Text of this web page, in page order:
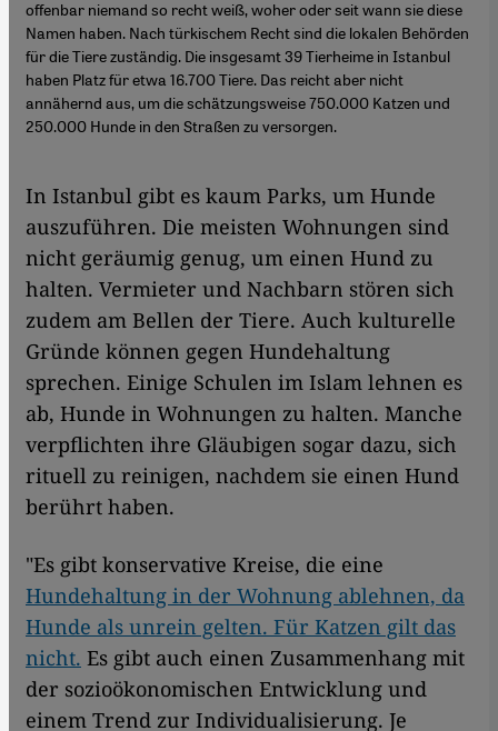
offenbar niemand so recht weiß, woher oder seit wann sie diese
Namen haben. Nach türkischem Recht sind die lokalen Behörden
für die Tiere zuständig. Die insgesamt 39 Tierheime in Istanbul
haben Platz für etwa 16.700 Tiere. Das reicht aber nicht
annähernd aus, um die schätzungsweise 750.000 Katzen und
250.000 Hunde in den Straßen zu versorgen.
In Istanbul gibt es kaum Parks, um Hunde
auszuführen. Die meisten Wohnungen sind
nicht geräumig genug, um einen Hund zu
halten. Vermieter und Nachbarn stören sich
zudem am Bellen der Tiere. Auch kulturelle
Gründe können gegen Hundehaltung
sprechen. Einige Schulen im Islam lehnen es
ab, Hunde in Wohnungen zu halten. Manche
verpflichten ihre Gläubigen sogar dazu, sich
rituell zu reinigen, nachdem sie einen Hund
berührt haben.
"Es gibt konservative Kreise, die eine
Hundehaltung in der Wohnung ablehnen, da
Hunde als unrein gelten. Für Katzen gilt das
nicht. Es gibt auch einen Zusammenhang mit
der sozioökonomischen Entwicklung und
einem Trend zur Individualisierung. Je